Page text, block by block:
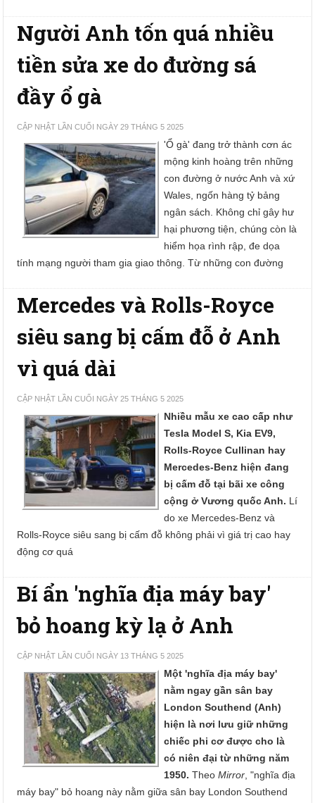
Người Anh tốn quá nhiều
tiền sửa xe do đường sá
đầy ổ gà
CẬP NHẬT LẦN CUỐI NGÀY 29 THÁNG 5 2025
'Ổ gà' đang trở thành cơn ác
mộng kinh hoàng trên những
con đường ở nước Anh và xứ
Wales, ngốn hàng tỷ bảng
ngân sách. Không chỉ gây hư
hại phương tiện, chúng còn là
hiểm họa rình rập, đe dọa
tính mạng người tham gia giao thông. Từ những con đường
Mercedes và Rolls-Royce
siêu sang bị cấm đỗ ở Anh
vì quá dài
CẬP NHẬT LẦN CUỐI NGÀY 25 THÁNG 5 2025
Nhiều mẫu xe cao cấp như
Tesla Model S, Kia EV9,
Rolls-Royce Cullinan hay
Mercedes-Benz hiện đang
bị cấm đỗ tại bãi xe công
cộng ở Vương quốc Anh. Lí
do xe Mercedes-Benz và
Rolls-Royce siêu sang bị cấm đỗ không phải vì giá trị cao hay
động cơ quá
Bí ẩn 'nghĩa địa máy bay'
bỏ hoang kỳ lạ ở Anh
CẬP NHẬT LẦN CUỐI NGÀY 13 THÁNG 5 2025
Một 'nghĩa địa máy bay'
nằm ngay gần sân bay
London Southend (Anh)
hiện là nơi lưu giữ những
chiếc phi cơ được cho là
có niên đại từ những năm
1950. TheoMirror , "nghĩa địa
máy bay" bỏ hoang này nằm giữa sân bay London Southend